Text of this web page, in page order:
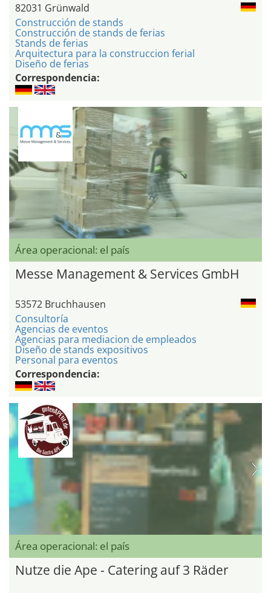
82031 Grünwald
Construcción de stands
Construcción de stands de ferias
Stands de ferias
Arquitectura para la construccion ferial
Diseño de ferias
Correspondencia:
Área operacional: el país
Messe Management & Services GmbH
53572 Bruchhausen
Consultoría
Agencias de eventos
Agencias para mediacion de empleados
Diseño de stands expositivos
Personal para eventos
Correspondencia:
Área operacional: el país
Nutze die Ape - Catering auf 3 Räder